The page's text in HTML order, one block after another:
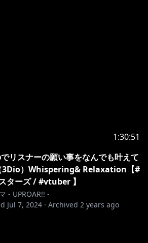
1:30:51
でリスナーの願い事をなんでも叶えて
3Dio）Whispering& Relaxation【#
ターズ / #vtuber 】
- UPROAR!! -
Jul 7, 2024 · Archived 2 years ago